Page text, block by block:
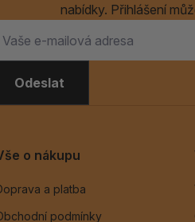
nabídky. Přihlášení
Odeslat
o nákupu
a platba
podmínky